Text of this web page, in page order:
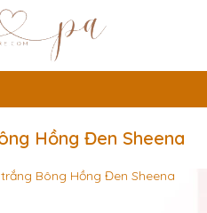
Hồng Đen Sheena
Bông Hồng Đen Sheena